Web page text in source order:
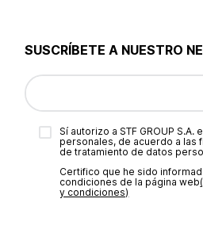
cuales puedes expresar tu esencia. ¡Estás a
SUSCRÍBETE A NUESTRO
Sí autorizo a STF GROUP
personales, de acuerdo a las
de tratamiento de datos
Certifico que he sido
condiciones de la página web‎
y condiciones)